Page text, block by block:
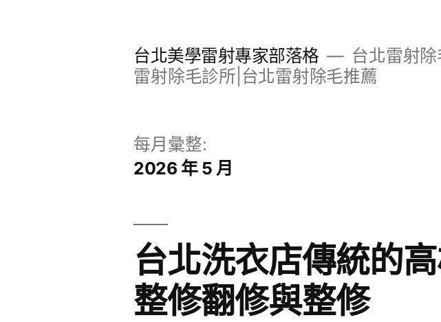
台北美學雷射專家部落格
台北雷射
雷射除毛診所|台北雷射除毛推薦
每月彙整:
2026 年 5 月
台北洗衣店傳統的
整修翻修與整修